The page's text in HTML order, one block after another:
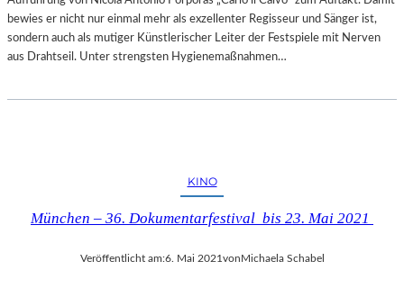
bewies er nicht nur einmal mehr als exzellenter Regisseur und Sänger ist,
sondern auch als mutiger Künstlerischer Leiter der Festspiele mit Nerven
aus Drahtseil. Unter strengsten Hygienemaßnahmen…
KINO
München – 36. Dokumentarfestival bis 23. Mai 2021
Veröffentlicht am:6. Mai 2021vonMichaela Schabel